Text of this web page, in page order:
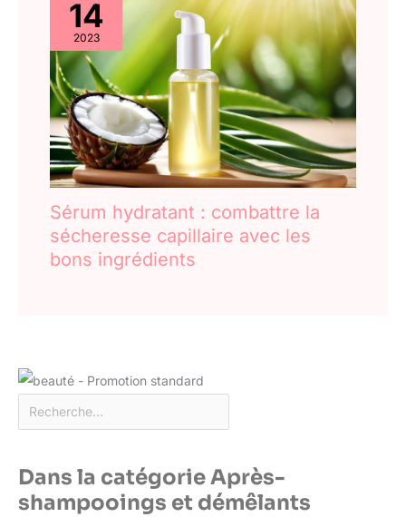
14
2023
Sérum hydratant : combattre la
sécheresse capillaire avec les
bons ingrédients
Dans la catégorie Après-
shampooings et démêlants